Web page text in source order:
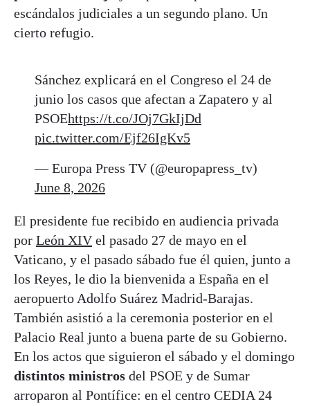
escándalos judiciales a un segundo plano. Un
cierto refugio.
Sánchez explicará en el Congreso el 24 de
junio los casos que afectan a Zapatero y al
PSOEhttps://t.co/JOj7GkIjDd
pic.twitter.com/Ejf26IgKv5
— Europa Press TV (@europapress_tv)
June 8, 2026
El presidente fue recibido en audiencia privada
por León XIVel pasado 27 de mayo en el
Vaticano, y el pasado sábado fue él quien, junto a
los Reyes, le dio la bienvenida a España en el
aeropuerto Adolfo Suárez Madrid-Barajas.
También asistió a la ceremonia posterior en el
Palacio Real junto a buena parte de su Gobierno.
En los actos que siguieron el sábado y el domingo
distintos ministros del PSOE y de Sumar
arroparon al Pontífice: en el centro CEDIA 24